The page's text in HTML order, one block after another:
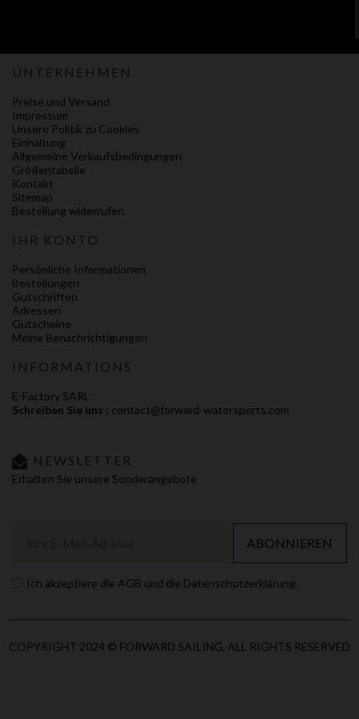
UNTERNEHMEN
Preise und Versand
Impressum
Unsere Politik zu Cookies
Einhaltung
Allgemeine Verkaufsbedingungen
Größentabelle
Kontakt
Sitemap
Bestellung widerrufen
IHR KONTO
Persönliche Informationen
Bestellungen
Gutschriften
Adressen
Gutscheine
Meine Benachrichtigungen
INFORMATIONS
E-Factory SARL
Schreiben Sie uns : contact@forward-watersports.com
NEWSLETTER
Erhalten Sie unsere Sonderangebote
ABONNIEREN
Ich akzeptiere die AGB und die Datenschutzerklärung.
COPYRIGHT 2024 © FORWARD SAILING, ALL RIGHTS RESERVED